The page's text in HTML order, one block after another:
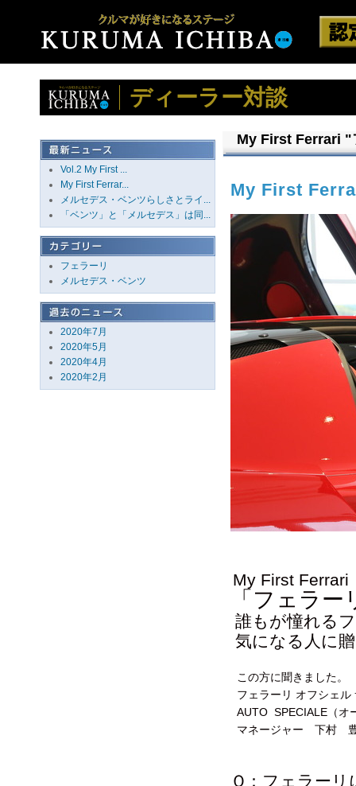
ディーラー対談
Vol.2 My First ...
My First Ferrar...
メルセデス・ベンツらしさとライ...
「ベンツ」と「メルセデス」は同...
フェラーリ
メルセデス・ベンツ
2020年7月
2020年5月
2020年4月
2020年2月
My First Ferrari "
My First
My First Ferrari
「フェラ
誰もが憧れる
気になる人に
この方に聞きました。
フェラーリ オフシェル
AUTO SPECIALE（オ
マネージャー 下村
Ｑ：フェラー